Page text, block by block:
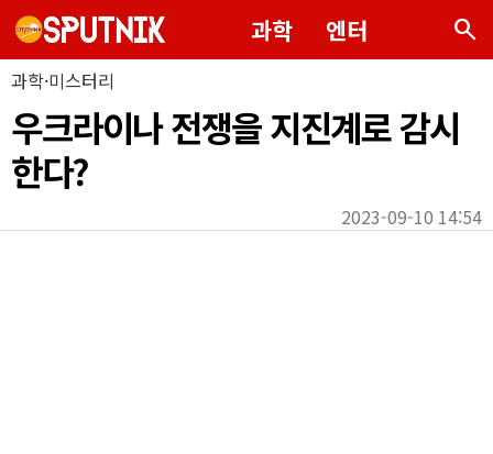
과학 엔터 search
과학·미스터리
우크라이나 전쟁을 지진계로 감시
한다?
2023-09-10 14:54